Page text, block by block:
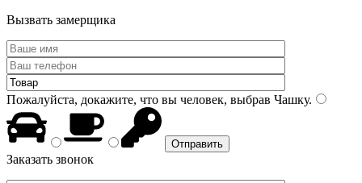
Вызвать замерщика
Пожалуйста, докажите, что вы человек, выбрав Чашку.
Заказать звонок